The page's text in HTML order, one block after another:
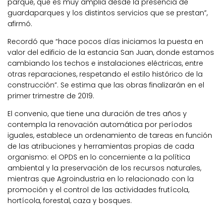
guardaparques y los distintos servicios que se prestan”,
afirmó.
Recordó que “hace pocos días iniciamos la puesta en
valor del edificio de la estancia San Juan, donde estamos
cambiando los techos e instalaciones eléctricas, entre
otras reparaciones, respetando el estilo histórico de la
construcción”. Se estima que las obras finalizarán en el
primer trimestre de 2019.
El convenio, que tiene una duración de tres años y
contempla la renovación automática por períodos
iguales, establece un ordenamiento de tareas en función
de las atribuciones y herramientas propias de cada
organismo: el OPDS en lo concerniente a la política
ambiental y la preservación de los recursos naturales,
mientras que Agroindustria en lo relacionado con la
promoción y el control de las actividades frutícola,
hortícola, forestal, caza y bosques.